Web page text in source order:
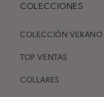
COLECCIONES
COLECCIÓN VERANO
TOP VENTAS
COLLARES